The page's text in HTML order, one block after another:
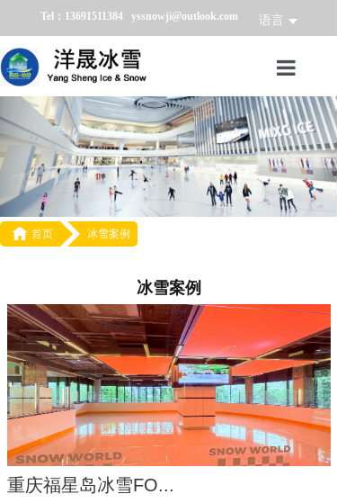
Tel：13691511384 yssnowji@outlook.com 语言
首页
冰雪产品
冰雪业务
 首页 冰雪案例
冰雪案例
重庆福星岛冰雪FO...